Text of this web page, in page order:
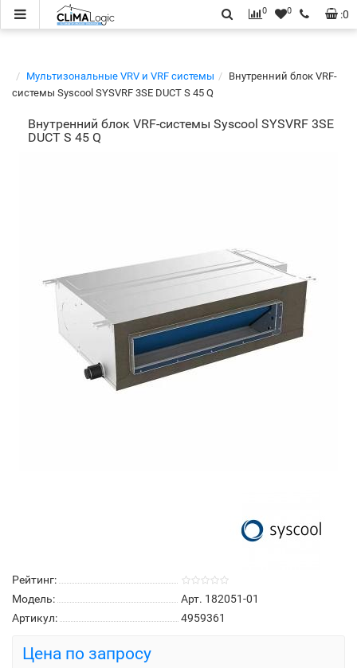
:0
0 0
Мультизональные VRV и VRF системы
Внутренний блок VRF-
системы Syscool SYSVRF 3SE DUCT S 45 Q
Внутренний блок VRF-системы Syscool SYSVRF 3SE
DUCT S 45 Q
Рейтинг:
Модель:
Арт. 182051-01
Артикул:
4959361
Цена по запросу